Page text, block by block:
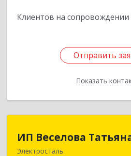
Клиентов на сопровождении
Отправить
Показать
Отправить
Назад
ИП Веселова
Электросталь144000, Московская